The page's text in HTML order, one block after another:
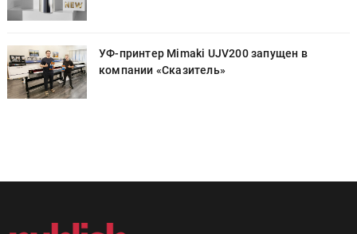
УФ-принтер Mimaki UJV200 запущен в
компании «Сказитель»